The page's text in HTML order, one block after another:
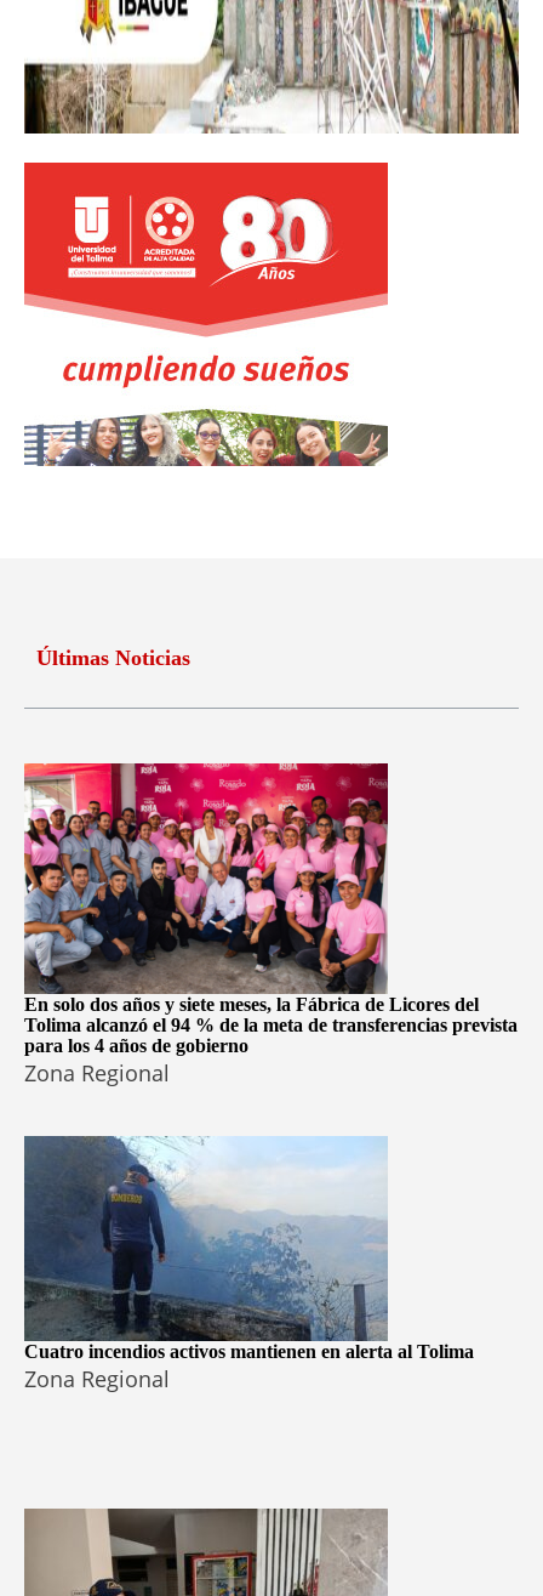
Últimas Noticias
En solo dos años y siete meses, la Fábrica de Licores del
Tolima alcanzó el 94 % de la meta de transferencias prevista
para los 4 años de gobierno
Zona Regional
Cuatro incendios activos mantienen en alerta al Tolima
Zona Regional